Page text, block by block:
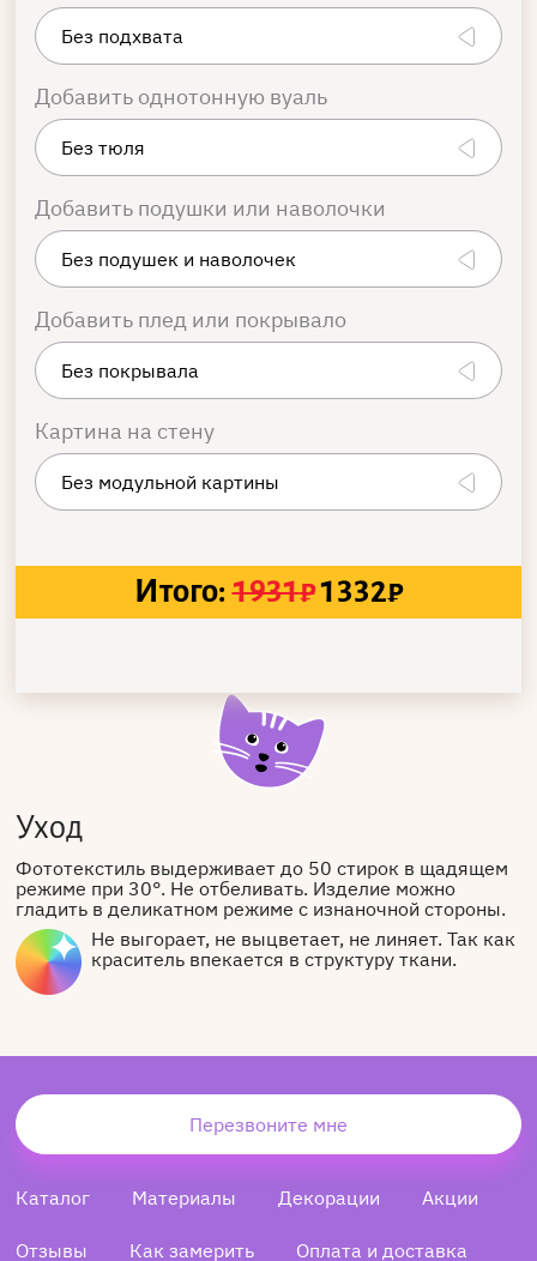
Добавить однотонную вуаль
Добавить подушки или наволочки
Добавить плед или покрывало
Картина на стену
Итого: 1931₽1332₽
Уход
Фототекстиль выдерживает до 50 стирок в щадящем
режиме при 30°. Не отбеливать. Изделие можно
гладить в деликатном режиме с изнаночной стороны.
Не выгорает, не выцветает, не линяет. Так как
краситель впекается в структуру ткани.
Перезвоните мне
Каталог Материалы Декорации Акции
Отзывы Как замерить Оплата и доставка